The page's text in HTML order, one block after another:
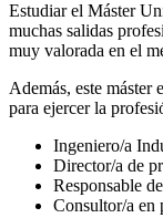
Estudiar el Máster
muchas salidas
muy valorada en el
Además, este máster
para ejercer la
Ingeniero/a
Director/a de
Responsable
Consultor/a en